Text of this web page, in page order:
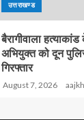
उत्तराखण्ड
बैरागीवाला
अभियुक्त को दून
गिरफ्तार
August 7, 2026